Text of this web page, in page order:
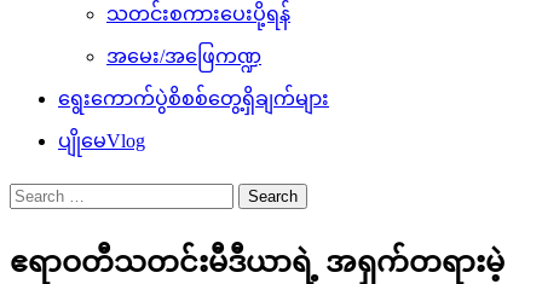
သတင်းစကားပေးပို့ရန်
အမေး/အဖြေကဏ္ဍ
ရွေးကောက်ပွဲစိစစ်တွေ့ရှိချက်များ
ပျိုမေVlog
Search
for:
ဧရာဝတီသတင်းမီဒီယာရဲ့ အရှက်တရားမဲ့